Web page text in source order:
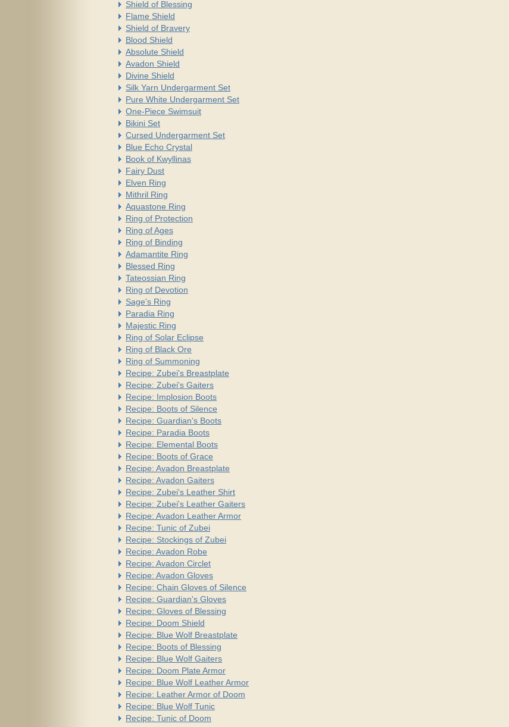
Shield of Blessing
Flame Shield
Shield of Bravery
Blood Shield
Absolute Shield
Avadon Shield
Divine Shield
Silk Yarn Undergarment Set
Pure White Undergarment Set
One-Piece Swimsuit
Bikini Set
Cursed Undergarment Set
Blue Echo Crystal
Book of Kwyllinas
Fairy Dust
Elven Ring
Mithril Ring
Aquastone Ring
Ring of Protection
Ring of Ages
Ring of Binding
Adamantite Ring
Blessed Ring
Tateossian Ring
Ring of Devotion
Sage's Ring
Paradia Ring
Majestic Ring
Ring of Solar Eclipse
Ring of Black Ore
Ring of Summoning
Recipe: Zubei's Breastplate
Recipe: Zubei's Gaiters
Recipe: Implosion Boots
Recipe: Boots of Silence
Recipe: Guardian's Boots
Recipe: Paradia Boots
Recipe: Elemental Boots
Recipe: Boots of Grace
Recipe: Avadon Breastplate
Recipe: Avadon Gaiters
Recipe: Zubei's Leather Shirt
Recipe: Zubei's Leather Gaiters
Recipe: Avadon Leather Armor
Recipe: Tunic of Zubei
Recipe: Stockings of Zubei
Recipe: Avadon Robe
Recipe: Avadon Circlet
Recipe: Avadon Gloves
Recipe: Chain Gloves of Silence
Recipe: Guardian's Gloves
Recipe: Gloves of Blessing
Recipe: Doom Shield
Recipe: Blue Wolf Breastplate
Recipe: Boots of Blessing
Recipe: Blue Wolf Gaiters
Recipe: Doom Plate Armor
Recipe: Blue Wolf Leather Armor
Recipe: Leather Armor of Doom
Recipe: Blue Wolf Tunic
Recipe: Tunic of Doom